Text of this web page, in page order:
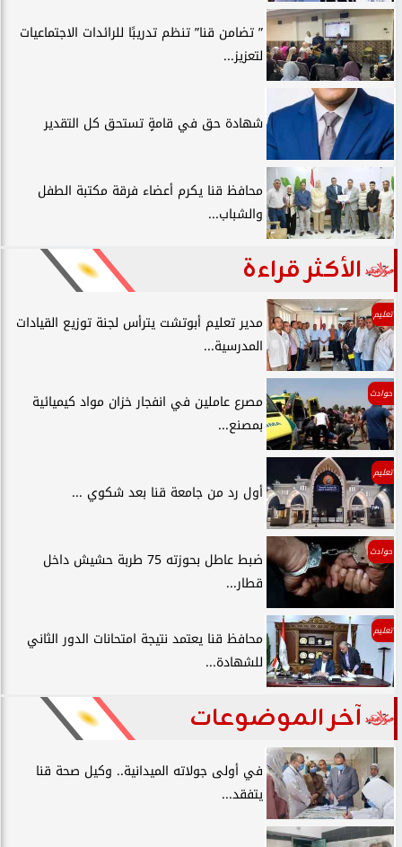
” تضامن قنا” تنظم تدريبًا للرائدات الاجتماعيات
لتعزيز...
شهادة حق في قامةٍ تستحق كل التقدير
محافظ قنا يكرم أعضاء فرقة مكتبة الطفل
والشباب...
الأكثر قراءة
تعليم
مدير تعليم أبوتشت يترأس لجنة توزيع القيادات
المدرسية...
حوادث
مصرع عاملين في انفجار خزان مواد كيميائية
بمصنع...
تعليم
أول رد من جامعة قنا بعد شكوي ...
حوادث
ضبط عاطل بحوزته 75 طربة حشيش داخل
قطار...
تعليم
محافظ قنا يعتمد نتيجة امتحانات الدور الثاني
للشهادة...
آخر الموضوعات
في أولى جولاته الميدانية.. وكيل صحة قنا
يتفقد...